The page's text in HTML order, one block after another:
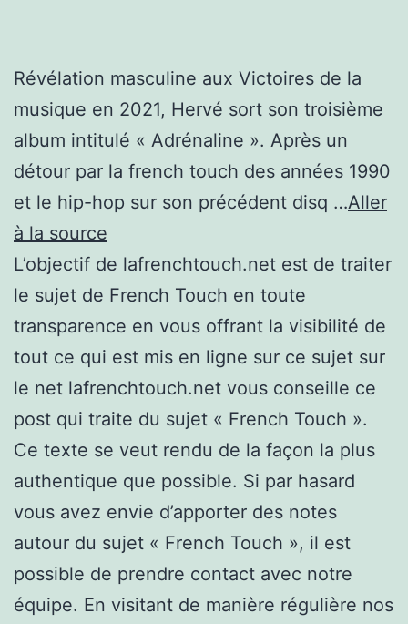
Révélation masculine aux Victoires de la
musique en 2021, Hervé sort son troisième
album intitulé « Adrénaline ». Après un
détour par la french touch des années 1990
et le hip-hop sur son précédent disq …Aller
à la source
L’objectif de lafrenchtouch.net est de traiter
le sujet de French Touch en toute
transparence en vous offrant la visibilité de
tout ce qui est mis en ligne sur ce sujet sur
le net lafrenchtouch.net vous conseille ce
post qui traite du sujet « French Touch ».
Ce texte se veut rendu de la façon la plus
authentique que possible. Si par hasard
vous avez envie d’apporter des notes
autour du sujet « French Touch », il est
possible de prendre contact avec notre
équipe. En visitant de manière régulière nos